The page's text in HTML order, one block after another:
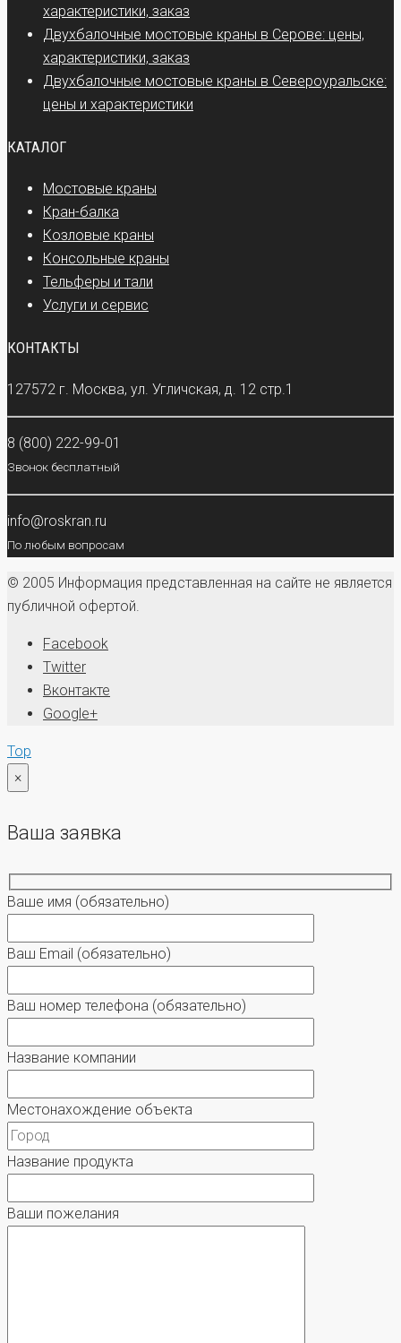
характеристики, заказ
Двухбалочные мостовые краны в Серове: цены,
характеристики, заказ
Двухбалочные мостовые краны в Североуральске:
цены и характеристики
КАТАЛОГ
Мостовые краны
Кран-балка
Козловые краны
Консольные краны
Тельферы и тали
Услуги и сервис
КОНТАКТЫ
127572 г. Москва, ул. Угличская, д. 12 стр.1
8 (800) 222-99-01
Звонок бесплатный
info@roskran.ru
По любым вопросам
© 2005 Информация представленная на сайте не является
публичной офертой.
Facebook
Twitter
Вконтакте
Google+
Top
×
Ваша заявка
Ваше имя (обязательно)
Ваш Email (обязательно)
Ваш номер телефона (обязательно)
Название компании
Местонахождение объекта
Название продукта
Ваши пожелания